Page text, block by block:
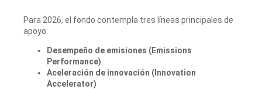
Para 2026, el fondo contempla tres líneas principales de
apoyo:
Desempeño de emisiones (Emissions
Performance)
Aceleración de innovación (Innovation
Accelerator)